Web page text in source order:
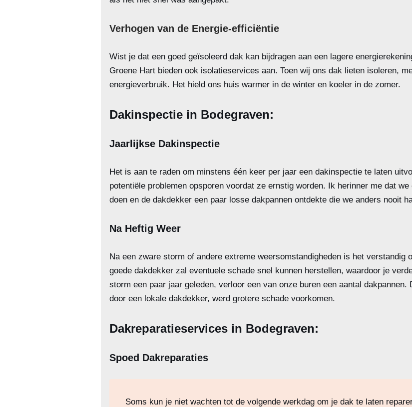
Verhogen van de Energie-efficiëntie
Wist je dat een goed geïsoleerd dak kan bijdragen aan een lagere
Groene Hart bieden ook isolatieservices aan. Toen wij ons dak lieten isoleren,
energieverbruik. Het hield ons huis warmer in de winter en koeler in de zomer.
Dakinspectie in Bodegraven:
Jaarlijkse Dakinspectie
Het is aan te raden om minstens één keer per jaar een dakinspectie te laten
potentiële problemen opsporen voordat ze ernstig worden. Ik herinner me dat
doen en de dakdekker een paar losse dakpannen ontdekte die we anders nooit
Na Heftig Weer
Na een zware storm of andere extreme weersomstandigheden is het verstandig
goede dakdekker zal eventuele schade snel kunnen herstellen, waardoor je
storm een paar jaar geleden, verloor een van onze buren een aantal
door een lokale dakdekker, werd grotere schade voorkomen.
Dakreparatieservices in Bodegraven:
Spoed Dakreparaties
Soms kun je niet wachten tot de volgende werkdag om je dak te laten